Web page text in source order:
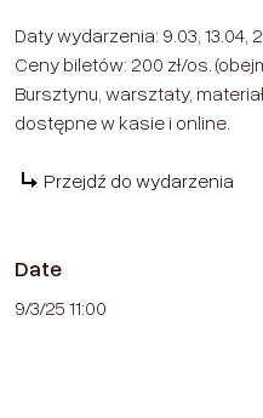
Daty wydarzenia: 9.03, 13.04,
Ceny biletów: 200 zł/os.
Bursztynu, warsztaty,
dostępne w kasie i online.
Przejdź do wydarzenia
Date
9/3/25 11:00